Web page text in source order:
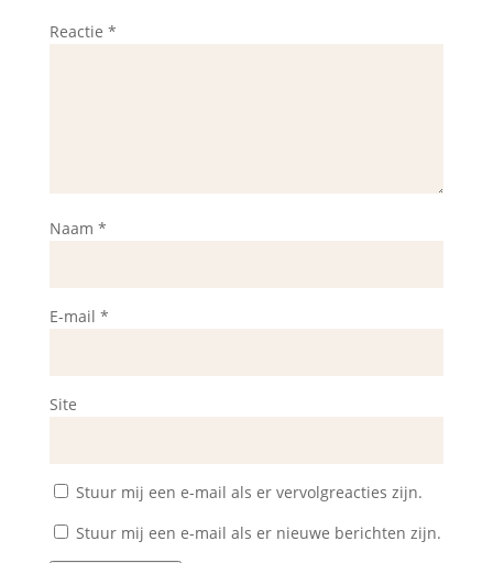
Reactie *
Naam *
E-mail *
Site
Stuur mij een e-mail als er vervolgreacties zijn.
Stuur mij een e-mail als er nieuwe berichten zijn.